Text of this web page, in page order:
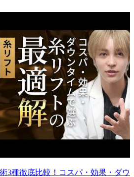
3種徹底比較！コスパ・効果・ダウ